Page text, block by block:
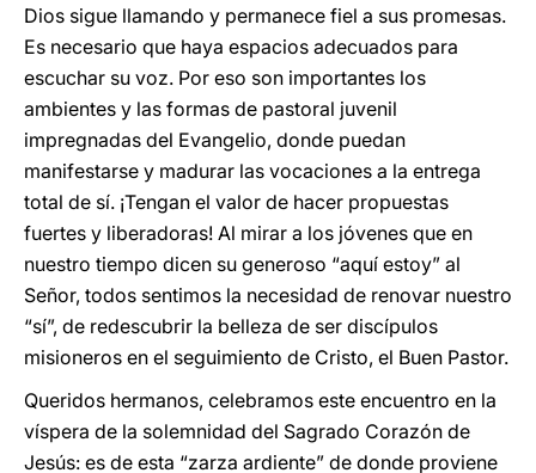
Dios sigue llamando y permanece fiel a sus promesas.
Es necesario que haya espacios adecuados para
escuchar su voz. Por eso son importantes los
ambientes y las formas de pastoral juvenil
impregnadas del Evangelio, donde puedan
manifestarse y madurar las vocaciones a la entrega
total de sí. ¡Tengan el valor de hacer propuestas
fuertes y liberadoras! Al mirar a los jóvenes que en
nuestro tiempo dicen su generoso “aquí estoy” al
Señor, todos sentimos la necesidad de renovar nuestro
“sí”, de redescubrir la belleza de ser discípulos
misioneros en el seguimiento de Cristo, el Buen Pastor.
Queridos hermanos, celebramos este encuentro en la
víspera de la solemnidad del Sagrado Corazón de
Jesús: es de esta “zarza ardiente” de donde proviene